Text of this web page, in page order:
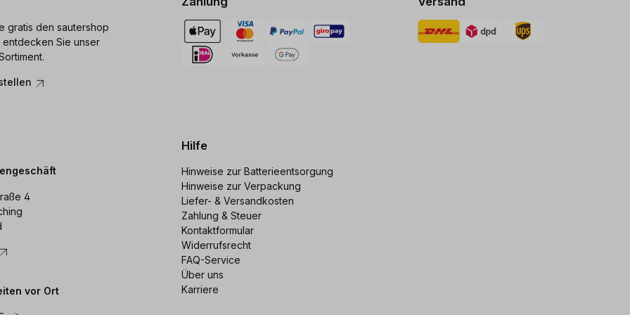
gratis den sautershop
entdecken Sie unser
4
vor Ort
Hilfe
Hinweise zur Batterieentsorgung
Hinweise zur Verpackung
Liefer- & Versandkosten
Zahlung & Steuer
Kontaktformular
Widerrufsrecht
FAQ-Service
Über uns
Karriere